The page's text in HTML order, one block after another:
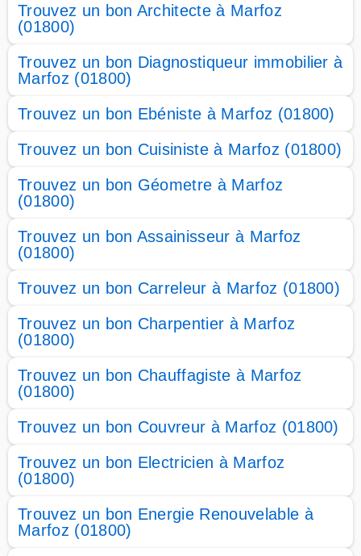
Trouvez un bon Architecte à Marfoz
(01800)
Trouvez un bon Diagnostiqueur immobilier à
Marfoz (01800)
Trouvez un bon Ebéniste à Marfoz (01800)
Trouvez un bon Cuisiniste à Marfoz (01800)
Trouvez un bon Géometre à Marfoz
(01800)
Trouvez un bon Assainisseur à Marfoz
(01800)
Trouvez un bon Carreleur à Marfoz (01800)
Trouvez un bon Charpentier à Marfoz
(01800)
Trouvez un bon Chauffagiste à Marfoz
(01800)
Trouvez un bon Couvreur à Marfoz (01800)
Trouvez un bon Electricien à Marfoz
(01800)
Trouvez un bon Energie Renouvelable à
Marfoz (01800)